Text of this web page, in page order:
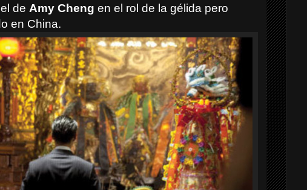
de Amy Cheng en el rol de la gélida pero
en China.